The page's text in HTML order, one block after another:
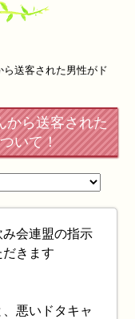
送客された男性がド
から送客された
いて！
会連盟の指示
きます
悪いドタキャ